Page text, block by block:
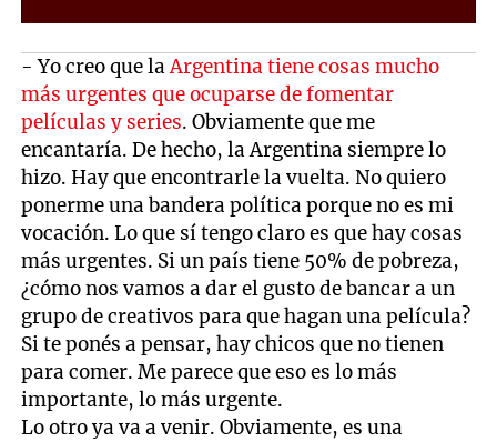
- Yo creo que laArgentina tiene cosas mucho
más urgentes que ocuparse de fomentar
películas y series. Obviamente que me
encantaría. De hecho, la Argentina siempre lo
hizo. Hay que encontrarle la vuelta. No quiero
ponerme una bandera política porque no es mi
vocación. Lo que sí tengo claro es que hay cosas
más urgentes. Si un país tiene 50% de pobreza,
¿cómo nos vamos a dar el gusto de bancar a un
grupo de creativos para que hagan una película?
Si te ponés a pensar, hay chicos que no tienen
para comer. Me parece que eso es lo más
importante, lo más urgente.
Lo otro ya va a venir. Obviamente, es una